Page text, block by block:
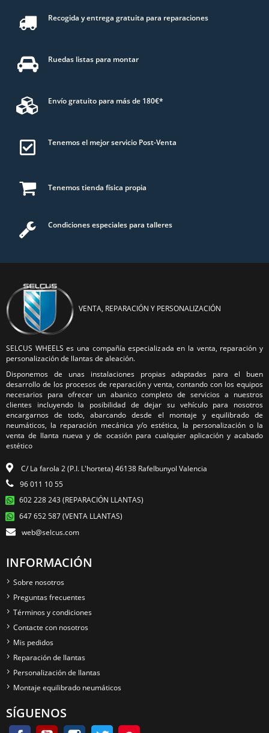
Recogida y entrega gratuita para reparaciones
Ruedas listas para montar
Envío gratuito para más de 180€*
Tenemos el mejor servicio Post-Venta
Tenemos tienda física propia
Condiciones especiales para talleres
VENTA, REPARACIÓN Y PERSONALIZACIÓN
SELCUS WHEELS es una compañía especializada en la venta, reparación y
personalización de llantas de aleación.
Disponemos de unas instalaciones propias adaptadas para el buen
desarrollo de los procesos de reparación y venta, contando con los equipos
necesarios para ofrecer un abanico completo de servicios a nuestros
clientes incluyendo la posibilidad de dejar su vehículo para nosotros
encargarnos de todo, abarcando desde el montaje y equilibrado de
neumáticos, la reparación mecánica y/o estética, la personalización o la
venta de llanta nueva y de ocasión para cualquier aplicación y acabado
estético
C/ La farola 2 (P.I. L'horteta) 46138 Rafelbunyol Valencia
96 011 10 55
602 228 243 (REPARACIÓN LLANTAS)
647 652 587 (VENTA LLANTAS)
web@selcus.com
INFORMACIÓN
Sobre nosotros
Preguntas frecuentes
Términos y condiciones
Contacte con nosotros
Mis pedidos
Reparación de llantas
Personalización de llantas
Montaje equilibrado neumáticos
SÍGUENOS